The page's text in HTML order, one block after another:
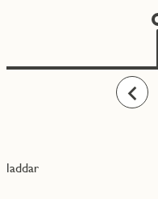
Bakåt
laddar